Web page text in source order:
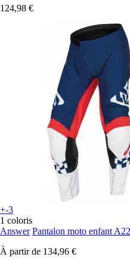
124,98 €
+-3
1 coloris
Answer Pantalon moto enfant
À partir de 134,96 €